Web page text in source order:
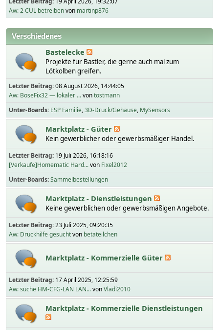
Aw: 2 CUL betreibenvon martinp876
Verschiedenes
Bastelecke
Projekte für Bastler, die gerne auch mal zum
Lötkolben greifen.
Letzter Beitrag:08 August 2026, 14:44:05
Aw: BoseFix32 — lokaler ...vontostmann
Unter-Boards ESP Familie 3D-Druck/Gehäuse MySensors
Marktplatz - Güter
Kein gewerblicher oder gewerbsmäßiger Handel.
Letzter Beitrag: 19 Juli 2026, 16:18:16
[Verkaufe]Homematic Hard...von Fixel2012
Unter-Boards Sammelbestellungen
Marktplatz - Dienstleistungen
Keine gewerblichen oder gewerbsmäßigen Angebote.
Letzter Beitrag:23 Juli 2025, 09:20:35
Aw: Druckhilfe gesuchtvon betateilchen
Marktplatz - Kommerzielle Güter
Letzter Beitrag: 17 April 2025, 12:25:59
Aw: suche HM-CFG-LAN LAN...vonVladi2010
Marktplatz - Kommerzielle Dienstleistungen